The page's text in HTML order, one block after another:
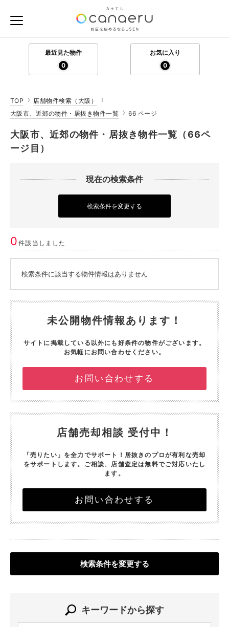
最近見た物件
0
お気に入り
0
TOP
店舗物件検索（大阪）
大阪市、近郊の物件・居抜き物件一覧
66 ページ
大阪市、近郊の物件・居抜き物件一覧（66ペ
ージ目）
現在の検索条件
検索条件を変更する
0件該当しました
検索条件に該当する物件情報はありません
未公開物件情報あります！
サイトに掲載している以外にも好条件の物件がございます。
お気軽にお問い合わせください。
お問い合わせする
店舗売却相談 受付中！
「売りたい」を全力でサポート！ 居抜きのプロが有利な売却
をサポートします。 ご相談、店舗査定は無料でご対応いたし
ます。
お問い合わせする
検索条件を変更する
キーワードから探す